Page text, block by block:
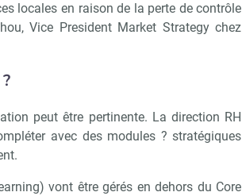
locales en raison de la perte de contrôle
Vice President Market Strategy chez
peut être pertinente. La direction RH
avec des modules ? stratégiques
vont être gérés en dehors du Core